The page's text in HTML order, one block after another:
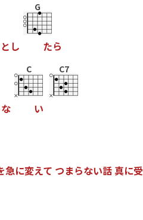
と し
G
たら
な
C
い
C7
急に変えて つまらない話真に受